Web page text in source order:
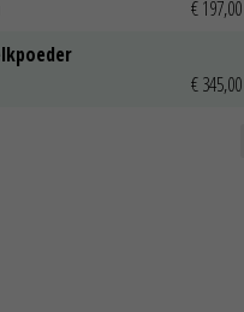
€ 197,00
€ 345,00